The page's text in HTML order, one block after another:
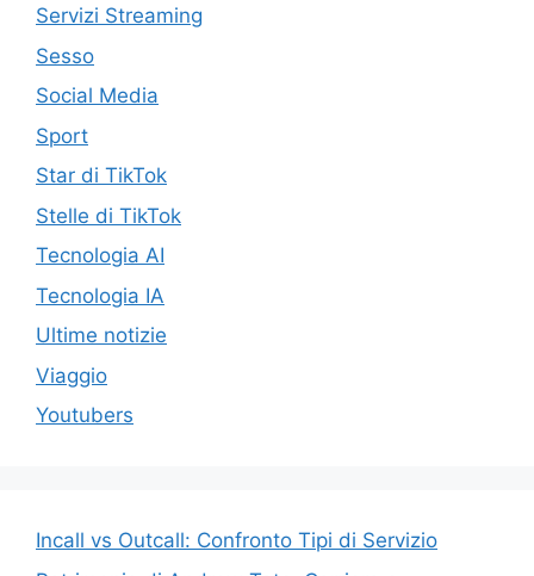
Servizi Streaming
Sesso
Social Media
Sport
Star di TikTok
Stelle di TikTok
Tecnologia AI
Tecnologia IA
Ultime notizie
Viaggio
Youtubers
Incall vs Outcall: Confronto Tipi di Servizio